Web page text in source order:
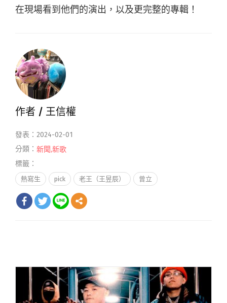
在現場看到他們的演出，以及更完整的專輯！
作者 / 王信權
發表：2024-02-01
分類： 新聞,新歌
標籤：
熱寫生 pick 老王（王昱辰） 曾立